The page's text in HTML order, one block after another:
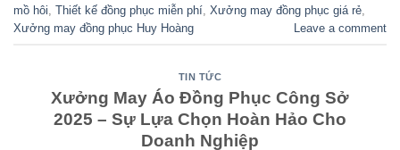
mồ hôi Thiết kế đồng phục miễn phí Xưởng may đồng phục giá rẻ
Xưởng may đồng phục Huy Hoàng
Leave a comment
TIN TỨC
Xưởng May Áo Đồng Phục Công Sở
2025 – Sự Lựa Chọn Hoàn Hảo Cho
Doanh Nghiệp